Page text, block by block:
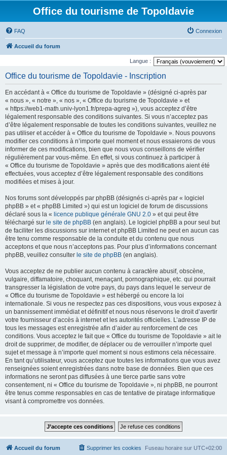
Office du tourisme de Topoldavie
FAQ Connexion
Accueil du forum
Langue :
Office du tourisme de Topoldavie - Inscription
En accédant à « Office du tourisme de Topoldavie » (désigné ci-après par
« nous », « notre », « nos », « Office du tourisme de Topoldavie » et
« https://web1-math.univ-lyon1.fr/prepa-agreg »), vous acceptez d’être
légalement responsable des conditions suivantes. Si vous n’acceptez pas
d’être légalement responsable de toutes les conditions suivantes, veuillez ne
pas utiliser et accéder à « Office du tourisme de Topoldavie ». Nous pouvons
modifier ces conditions à n’importe quel moment et nous essaierons de vous
informer de ces modifications, bien que nous vous conseillons de vérifier
régulièrement par vous-même. En effet, si vous continuez à participer à
« Office du tourisme de Topoldavie » après que des modifications aient été
effectuées, vous acceptez d’être légalement responsable des conditions
modifiées et mises à jour.
Nos forums sont développés par phpBB (désignés ci-après par « logiciel
phpBB » et « phpBB Limited ») qui est un logiciel de forum de discussions
déclaré sous la « licence publique générale GNU 2.0 » et qui peut être
téléchargé sur le site de phpBB (en anglais). Le logiciel phpBB a pour seul but
de faciliter les discussions sur internet et phpBB Limited ne peut en aucun cas
être tenu comme responsable de la conduite et du contenu que nous
acceptons et que nous n’acceptons pas. Pour plus d’informations concernant
phpBB, veuillez consulter le site de phpBB (en anglais).
Vous acceptez de ne publier aucun contenu à caractère abusif, obscène,
vulgaire, diffamatoire, choquant, menaçant, pornographique, etc. qui pourrait
transgresser la législation de votre pays, du pays dans lequel le serveur de
« Office du tourisme de Topoldavie » est hébergé ou encore la loi
internationale. Si vous ne respectez pas ces dispositions, vous vous exposez à
un bannissement immédiat et définitif et nous nous réservons le droit d’avertir
votre fournisseur d’accès à internet et les autorités officielles. L’adresse IP de
tous les messages est enregistrée afin d’aider au renforcement de ces
conditions. Vous acceptez le fait que « Office du tourisme de Topoldavie » ait le
droit de supprimer, de modifier, de déplacer ou de verrouiller n’importe quel
sujet et message à n’importe quel moment si nous estimons cela nécessaire.
En tant qu’utilisateur, vous acceptez que toutes les informations que vous avez
renseignées soient enregistrées dans notre base de données. Bien que ces
informations ne seront pas diffusées à une tierce partie sans votre
consentement, ni « Office du tourisme de Topoldavie », ni phpBB, ne pourront
être tenus comme responsables en cas de tentative de piratage informatique
visant à compromettre vos données.
Accueil du forum Fuseau horaire sur UTC+02:00
Supprimer les cookies